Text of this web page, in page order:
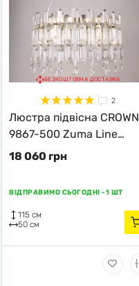
БЕЗКОШТОВНА ДОСТАВКА
2
Люстра підвісна CROWN
9867-500 Zuma Line
золотий
18 060 грн
ВІДПРАВИМО СЬОГОДНІ -1 ШТ
115 см
50 см